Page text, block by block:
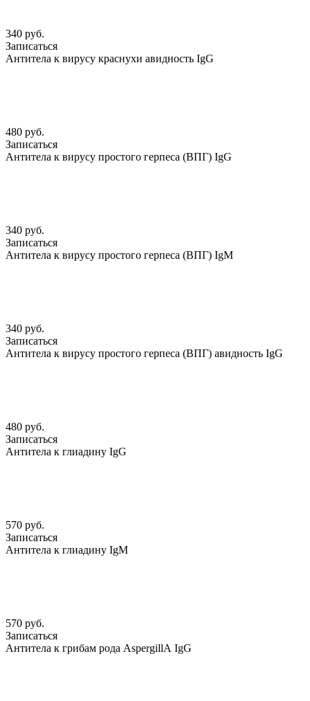
340 руб.
Записаться
Антитела к вирусу краснухи авидность IgG
480 руб.
Записаться
Антитела к вирусу простого герпеса (ВПГ) IgG
340 руб.
Записаться
Антитела к вирусу простого герпеса (ВПГ) IgМ
340 руб.
Записаться
Антитела к вирусу простого герпеса (ВПГ) авидность IgG
480 руб.
Записаться
Антитела к глиадину IgG
570 руб.
Записаться
Антитела к глиадину IgM
570 руб.
Записаться
Антитела к грибам рода АspergillА IgG